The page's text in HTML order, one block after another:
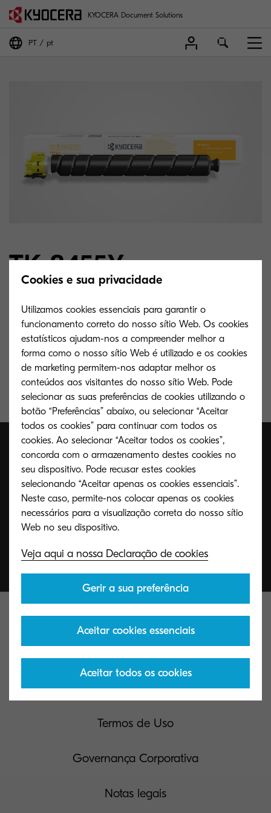
KYOCERA Document Solutions
PT pt
TK-8455Y
Toner amarelo para 12.000 páginas. Rendimento
médio de toner contínuo de acordo com uma
cobertura de 5% A4.
Contacte-nos
Solicitações do Titular dos Dados
Termos de Uso
Governança Corporativa
Notas legais
Cookies e sua privacidade
Utilizamos cookies essenciais para garantir o
funcionamento correto do nosso sítio Web. Os cookies
estatísticos ajudam-nos a compreender melhor a
forma como o nosso sítio Web é utilizado e os cookies
de marketing permitem-nos adaptar melhor os
conteúdos aos visitantes do nosso sítio Web. Pode
selecionar as suas preferências de cookies utilizando o
botão “Preferências” abaixo, ou selecionar “Aceitar
todos os cookies” para continuar com todos os
cookies. Ao selecionar “Aceitar todos os cookies”,
concorda com o armazenamento destes cookies no
seu dispositivo. Pode recusar estes cookies
selecionando “Aceitar apenas os cookies essenciais”.
Neste caso, permite-nos colocar apenas os cookies
necessários para a visualização correta do nosso sítio
Veja aqui a nossa Declaração de cookies
Gerir a sua preferência
Aceitar cookies essenciais
Aceitar todos os cookies